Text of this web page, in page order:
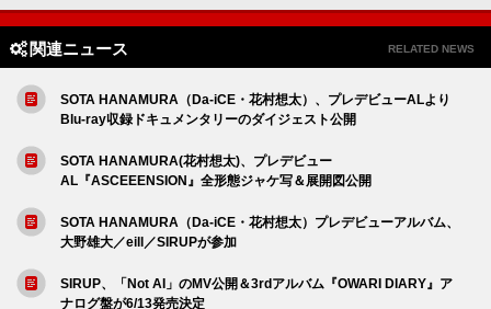
関連ニュース RELATED NEWS
SOTA HANAMURA（Da-iCE・花村想太）、プレデビューALより
Blu-ray収録ドキュメンタリーのダイジェスト公開
SOTA HANAMURA(花村想太)、プレデビュー
AL『ASCEEENSION』全形態ジャケ写＆展開図公開
SOTA HANAMURA（Da-iCE・花村想太）プレデビューアルバム、
大野雄大／eill／SIRUPが参加
SIRUP、「Not AI」のMV公開＆3rdアルバム『OWARI DIARY』ア
ナログ盤が6/13発売決定